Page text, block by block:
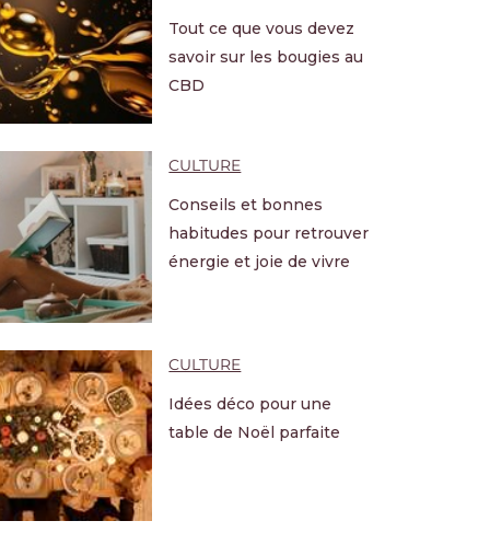
Tout ce que vous devez
savoir sur les bougies au
CBD
CULTURE
Conseils et bonnes
habitudes pour retrouver
énergie et joie de vivre
CULTURE
Idées déco pour une
table de Noël parfaite